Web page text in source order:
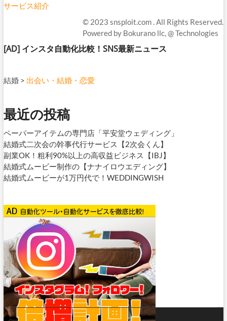
サービス紹介
© 2023snsploit.com. All Rights Reserved.
Powered by Bokurano llc,@ Technologies
[AD] インスタ自動化比較！SNS最新ニュース
結婚> 出会い・結婚・恋愛
最近の投稿
ペーパーアイテムの専門店「平安堂ウェディング」
結婚式二次会の幹事代行サービス【2次会くん】
副業OK！粗利90%以上の高収益ビジネス【IBJ】
結婚式ムービー制作の【ナナイロウエディング】
結婚式ムービーが1万円代で！WEDDINGWISH